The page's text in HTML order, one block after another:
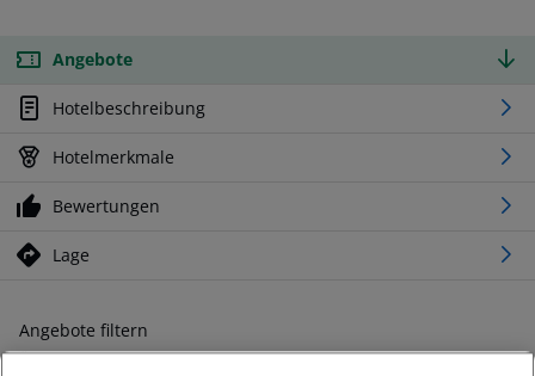
Angebote
Hotelbeschreibung
Hotelmerkmale
Bewertungen
Lage
Angebote filtern
Ändern Sie Ihre Kriterien nach Ihren Wünschen